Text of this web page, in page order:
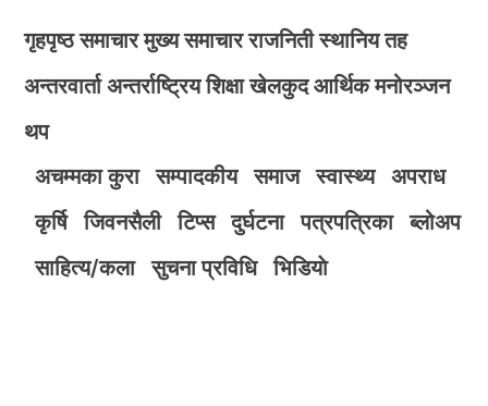
गृहपृष्ठ समाचार मुख्य समाचार राजनिती स्थानिय तह
अन्तरवार्ता अन्तर्राष्ट्रिय शिक्षा खेलकुद आर्थिक मनोरञ्जन
थप
अचम्मका कुरा
सम्पादकीय समाज स्वास्थ्य
अपराध
कृर्षि
जिवनसैली टिप्स दुर्घटना पत्रपत्रिका
ब्लोअप
साहित्य/कला
सुचना प्रविधि भिडियाे